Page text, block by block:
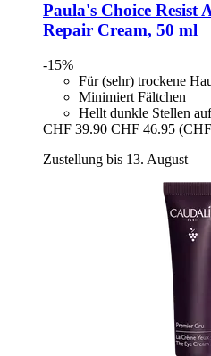
Paula's Choice Resist
Repair Cream, 50 ml
-15%
Für (sehr) trockene
Minimiert Fältchen
Hellt dunkle Stellen auf
CHF 39.90 CHF 46.95
Zustellung bis 13. August